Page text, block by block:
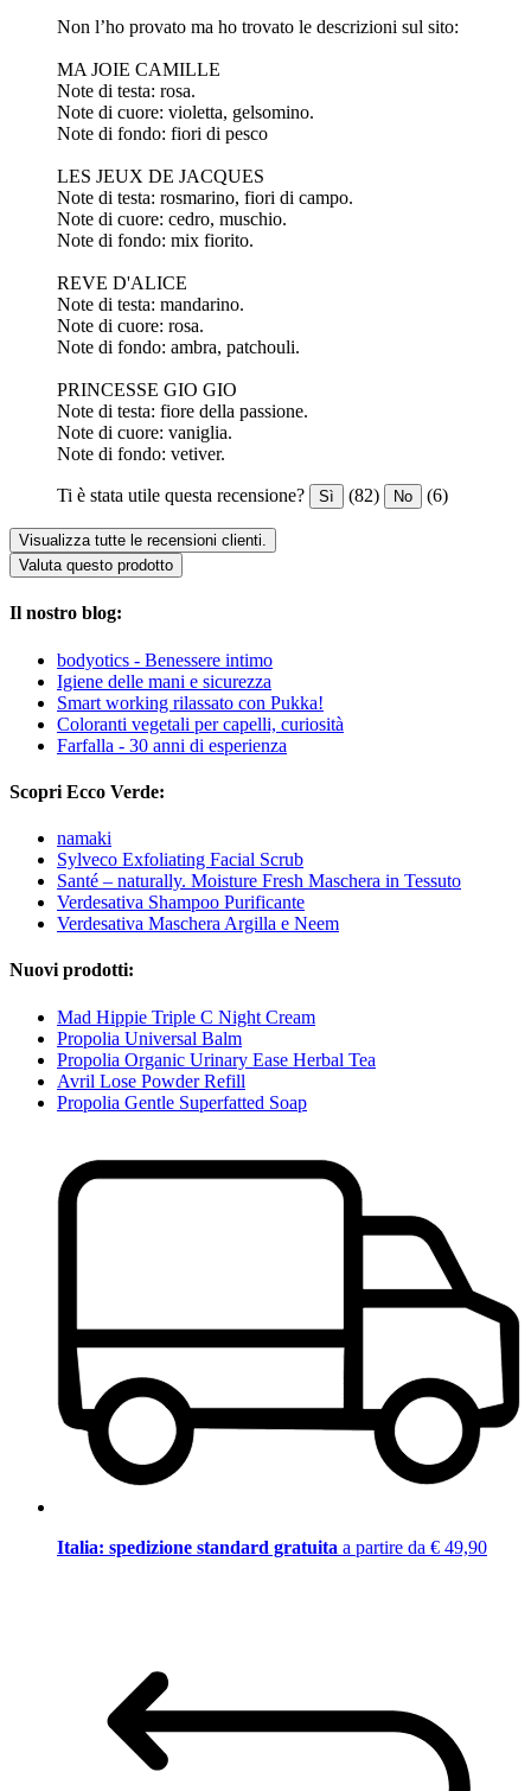
Non l’ho provato ma ho trovato le descrizioni sul sito:
MA JOIE CAMILLE
Note di testa: rosa.
Note di cuore: violetta, gelsomino.
Note di fondo: fiori di pesco
LES JEUX DE JACQUES
Note di testa: rosmarino, fiori di campo.
Note di cuore: cedro, muschio.
Note di fondo: mix fiorito.
REVE D'ALICE
Note di testa: mandarino.
Note di cuore: rosa.
Note di fondo: ambra, patchouli.
PRINCESSE GIO GIO
Note di testa: fiore della passione.
Note di cuore: vaniglia.
Note di fondo: vetiver.
Ti è stata utile questa recensione? Sì (82) No (6)
Visualizza tutte le recensioni clienti.
Valuta questo prodotto
Il nostro blog:
bodyotics - Benessere intimo
Igiene delle mani e sicurezza
Smart working rilassato con Pukka!
Coloranti vegetali per capelli, curiosità
Farfalla - 30 anni di esperienza
Scopri Ecco Verde:
namaki
Sylveco Exfoliating Facial Scrub
Santé – naturally. Moisture Fresh Maschera in Tessuto
Verdesativa Shampoo Purificante
Verdesativa Maschera Argilla e Neem
Nuovi prodotti:
Mad Hippie Triple C Night Cream
Propolia Universal Balm
Propolia Organic Urinary Ease Herbal Tea
Avril Lose Powder Refill
Propolia Gentle Superfatted Soap
Italia: spedizione standard gratuita a partire da € 49,90